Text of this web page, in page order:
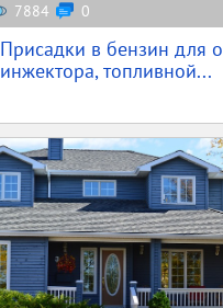
7884 0
Присадки в бензин для
инжектора, топливной...